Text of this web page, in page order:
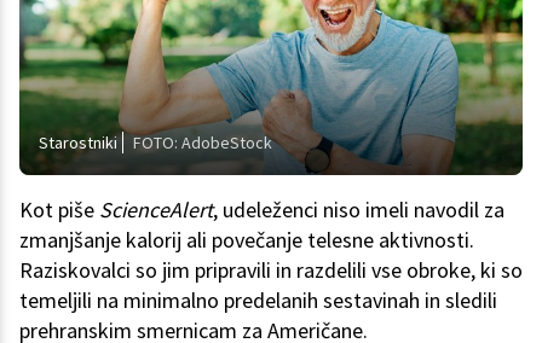
Starostniki FOTO: AdobeStock
Kot piše ScienceAlert, udeleženci niso imeli navodil za
zmanjšanje kalorij ali povečanje telesne aktivnosti.
Raziskovalci so jim pripravili in razdelili vse obroke, ki so
temeljili na minimalno predelanih sestavinah in sledili
prehranskim smernicam za Američane.